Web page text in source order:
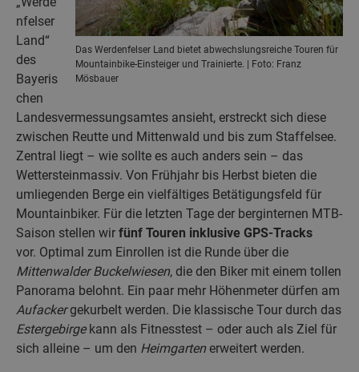
Das Werdenfelser Land bietet abwechslungsreiche Touren für
Mountainbike-Einsteiger und Trainierte. | Foto: Franz
Mösbauer
nfelser
Land“
des
Bayeris
chen
Landesvermessungsamtes ansieht, erstreckt sich diese
zwischen Reutte und Mittenwald und bis zum Staffelsee.
Zentral liegt – wie sollte es auch anders sein – das
Wettersteinmassiv. Von Frühjahr bis Herbst bieten die
umliegenden Berge ein vielfältiges Betätigungsfeld für
Mountainbiker. Für die letzten Tage der berginternen MTB-
Saison stellen wir fünf Touren inklusive GPS-Tracks
vor. Optimal zum Einrollen ist die Runde über die
Mittenwalder Buckelwiesen, die den Biker mit einem tollen
Panorama belohnt. Ein paar mehr Höhenmeter dürfen am
Aufackergekurbelt werden. Die klassische Tour durch das
Estergebirgekann als Fitnesstest – oder auch als Ziel für
sich alleine – um den Heimgartenerweitert werden.